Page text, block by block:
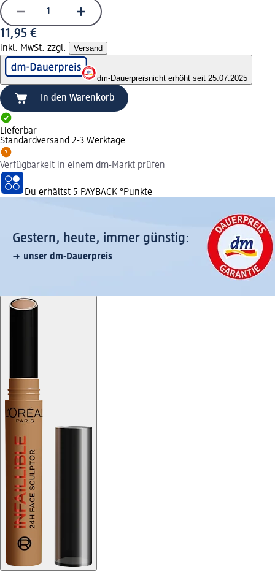
11,95 €
inkl. MwSt. zzgl. Versand
dm-Dauerpreisnicht erhöht seit 25.07.2025
In den Warenkorb
Lieferbar
Standardversand 2-3 Werktage
Verfügbarkeit in einem dm-Markt prüfen
Du erhältst 5 PAYBACK °Punkte
Gestern, heute, immer günstig:
unser dm-Dauerpreis